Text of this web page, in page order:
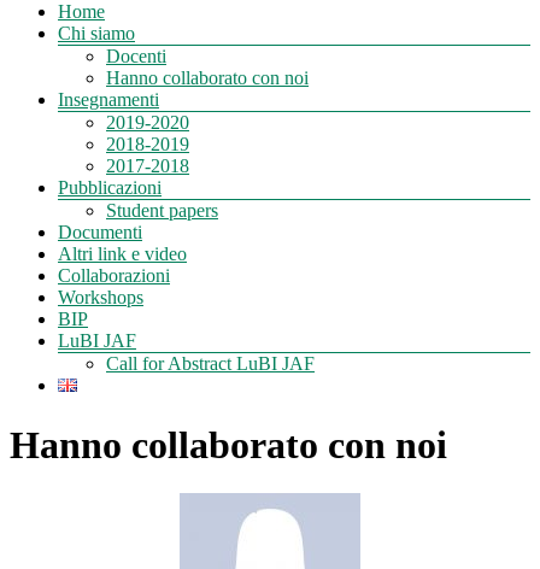
Home
Chi siamo
Docenti
Hanno collaborato con noi
Insegnamenti
2019-2020
2018-2019
2017-2018
Pubblicazioni
Student papers
Documenti
Altri link e video
Collaborazioni
Workshops
BIP
LuBI JAF
Call for Abstract LuBI JAF
Hanno collaborato con noi